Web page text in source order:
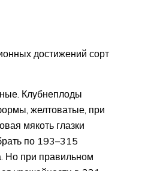
достижений сорт
Клубнеплоды
желтоватые, при
мякоть глазки
по 193–315
Но при правильном